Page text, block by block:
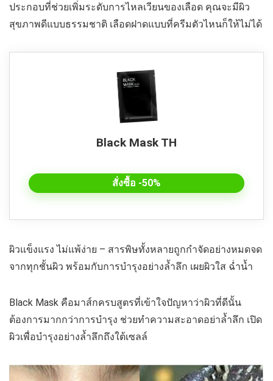
ประกอบที่ช่วยเพิ่มระดับการไหลเวียนของเลือด คุณจะมีผิว
สุขภาพดีแบบธรรมชาติ เลือดฝาดแบบที่ครีมตัวไหนก็ให้ไม่ได้
Black Mask TH
สั่งซื้อ -50%
ผิวแข็งแรง ไม่แพ้ง่าย – สารพิษทั้งหลายถูกกำจัดอย่างหมดจด
จากทุกชั้นผิว พร้อมกับการบำรุงอย่างล้ำลึก เผยผิวใส ฉ่ำน้ำ
Black Mask คือมาส์กครบสูตรที่เข้าใจปัญหาว่าผิวที่ดีนั้น
ต้องการมากกว่าการบำรุง ช่วยทำความสะอาดอย่าล้ำลึก เปิด
ผิวเพื่อบำรุงอย่างล้ำลึกถึงใต้เซลล์